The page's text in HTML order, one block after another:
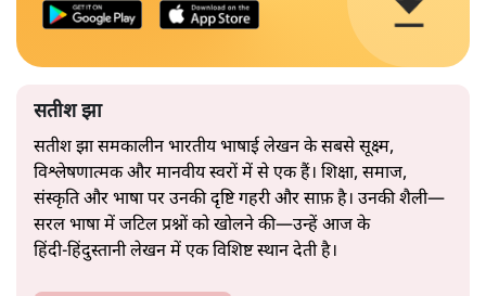
सतीश झा
सतीश झा समकालीन भारतीय भाषाई लेखन के सबसे सूक्ष्म,
विश्लेषणात्मक और मानवीय स्वरों में से एक हैं। शिक्षा, समाज,
संस्कृति और भाषा पर उनकी दृष्टि गहरी और साफ़ है। उनकी शैली—
सरल भाषा में जटिल प्रश्नों को खोलने की—उन्हें आज के
हिंदी‑हिंदुस्तानी लेखन में एक विशिष्ट स्थान देती है।